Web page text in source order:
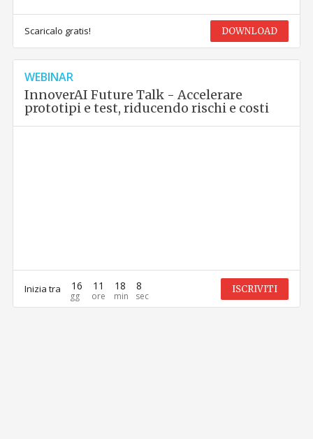
Scaricalo gratis! DOWNLOAD
WEBINAR
InnoverAI Future Talk - Accelerare
prototipi e test, riducendo rischi e costi
Inizia tra 16 11 18 8 ISCRIVITI